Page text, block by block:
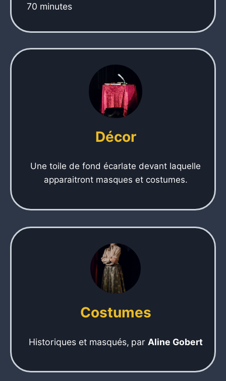
70 minutes
Décor
Une toile de fond écarlate devant laquelle
apparaitront masques et costumes.
Costumes
Historiques et masqués, par Aline Gobert